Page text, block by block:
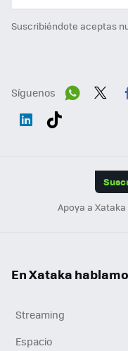
Suscribiéndote aceptas
Síguenos
Apoya a
En Xataka
Streaming
Espacio